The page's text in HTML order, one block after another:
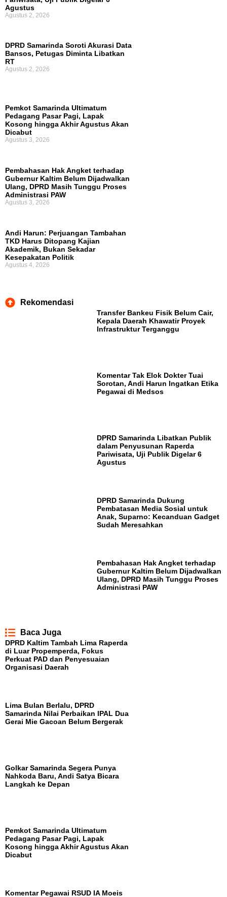
Agustus
Agustus 2, 2026
DPRD Samarinda Soroti Akurasi Data
Bansos, Petugas Diminta Libatkan
RT
Agustus 2, 2026
Pemkot Samarinda Ultimatum
Pedagang Pasar Pagi, Lapak
Kosong hingga Akhir Agustus Akan
Dicabut
Agustus 3, 2026
Pembahasan Hak Angket terhadap
Gubernur Kaltim Belum Dijadwalkan
Ulang, DPRD Masih Tunggu Proses
Administrasi PAW
Agustus 3, 2026
Andi Harun: Perjuangan Tambahan
TKD Harus Ditopang Kajian
Akademik, Bukan Sekadar
Kesepakatan Politik
Agustus 4, 2026
Rekomendasi
Transfer Bankeu Fisik Belum Cair,
Kepala Daerah Khawatir Proyek
Infrastruktur Terganggu
Komentar Tak Elok Dokter Tuai
Sorotan, Andi Harun Ingatkan Etika
Pegawai di Medsos
DPRD Samarinda Libatkan Publik
dalam Penyusunan Raperda
Pariwisata, Uji Publik Digelar 6
Agustus
DPRD Samarinda Dukung
Pembatasan Media Sosial untuk
Anak, Suparno: Kecanduan Gadget
Sudah Meresahkan
Pembahasan Hak Angket terhadap
Gubernur Kaltim Belum Dijadwalkan
Ulang, DPRD Masih Tunggu Proses
Administrasi PAW
Baca Juga
DPRD Kaltim Tambah Lima Raperda
di Luar Propemperda, Fokus
Perkuat PAD dan Penyesuaian
Organisasi Daerah
Lima Bulan Berlalu, DPRD
Samarinda Nilai Perbaikan IPAL Dua
Gerai Mie Gacoan Belum Bergerak
Golkar Samarinda Segera Punya
Nahkoda Baru, Andi Satya Bicara
Langkah ke Depan
Pemkot Samarinda Ultimatum
Pedagang Pasar Pagi, Lapak
Kosong hingga Akhir Agustus Akan
Dicabut
Komentar Pegawai RSUD IA Moeis